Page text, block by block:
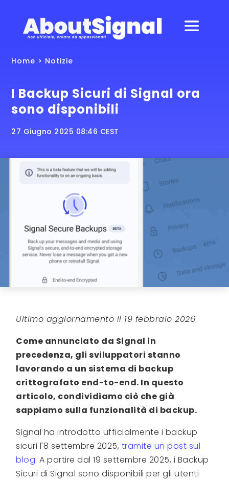
Home > Notizie
I Backup Sicuri di Signal ora
sono disponibili
27 Giugno 2025 08:46 CEST
Ultimo aggiornamento il 19 febbraio 2026
Come annunciato da Signal in
precedenza, gli sviluppatori stanno
lavorando a un sistema di backup
crittografato end-to-end. In questo
articolo, condividiamo ciò che già
sappiamo sulla funzionalità di backup.
Signal ha introdotto ufficialmente i backup
sicuri l'8 settembre 2025, tramite un post sul
blog. A partire dal 19 settembre 2025, i Backup
Sicuri di Signal sono disponibili per gli utenti